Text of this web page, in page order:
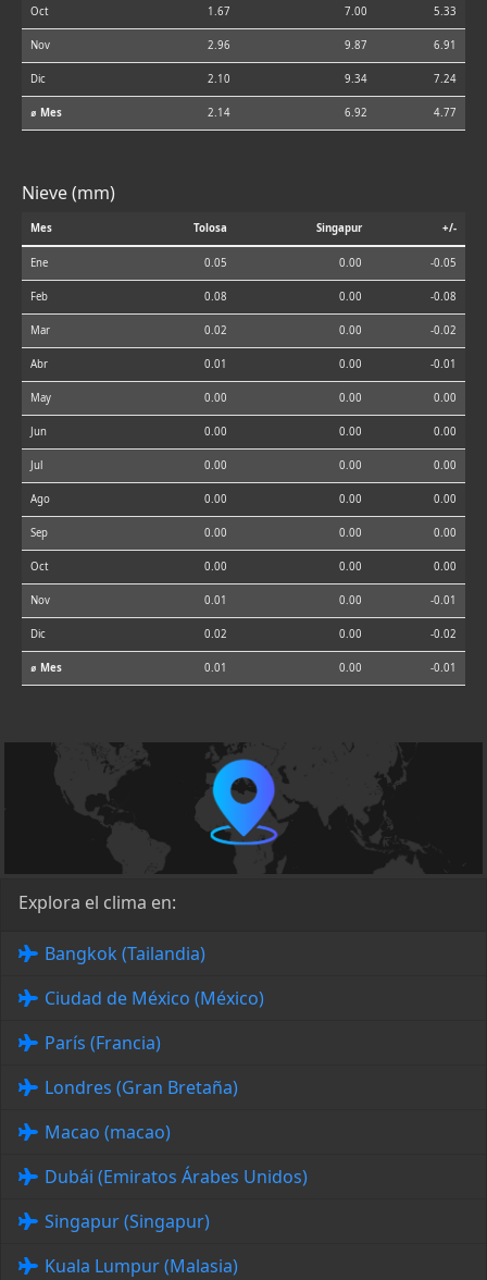
Oct 1.67 7.00 5.33
Nov 2.96 9.87 6.91
Dic 2.10 9.34 7.24
⌀ Mes 2.14 6.92 4.77
Nieve (mm)
Mes Tolosa Singapur +/-
Ene 0.05 0.00 -0.05
Feb 0.08 0.00 -0.08
Mar 0.02 0.00 -0.02
Abr 0.01 0.00 -0.01
May 0.00 0.00 0.00
Jun 0.00 0.00 0.00
Jul 0.00 0.00 0.00
Ago 0.00 0.00 0.00
Sep 0.00 0.00 0.00
Oct 0.00 0.00 0.00
Nov 0.01 0.00 -0.01
Dic 0.02 0.00 -0.02
⌀ Mes 0.01 0.00 -0.01
Explora el clima en:
Bangkok (Tailandia)
Ciudad de México (México)
París (Francia)
Londres (Gran Bretaña)
Macao (macao)
Dubái (Emiratos Árabes Unidos)
Singapur (Singapur)
Kuala Lumpur (Malasia)